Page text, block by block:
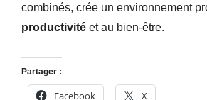
combinés, crée un environnement
productivité et au bien-être.
Partager :
Facebook X